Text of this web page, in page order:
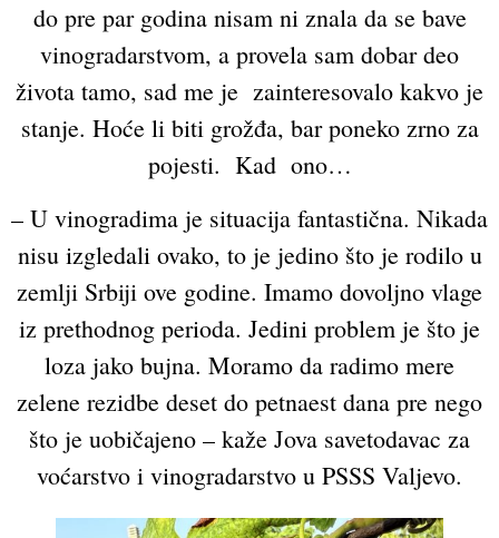
do pre par godina nisam ni znala da se bave
vinogradarstvom, a provela sam dobar deo
života tamo, sad me je zainteresovalo kakvo je
stanje. Hoće li biti grožđa, bar poneko zrno za
pojesti. Kad ono…
– U vinogradima je situacija fantastična. Nikada
nisu izgledali ovako, to je jedino što je rodilo u
zemlji Srbiji ove godine. Imamo dovoljno vlage
iz prethodnog perioda. Jedini problem je što je
loza jako bujna. Moramo da radimo mere
zelene rezidbe deset do petnaest dana pre nego
što je uobičajeno – kaže Jova savetodavac za
voćarstvo i vinogradarstvo u PSSS Valjevo.